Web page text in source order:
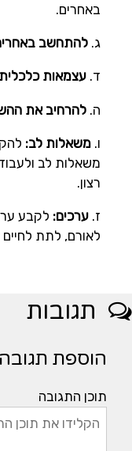
באחרים.
ג. להתחשב
ד. עצמאות
ה. להרחיב את
ו. משאלות לב:
משאלות לב
רצון.
ז. ערכים: לקבע
לאורם, לתת
תגובות
הוספת תגובה
תוכן התגובה